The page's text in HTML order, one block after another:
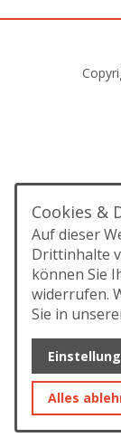
Cookies &
Auf dieser
Drittinhalte
können Sie
widerrufen.
Sie in
Alles